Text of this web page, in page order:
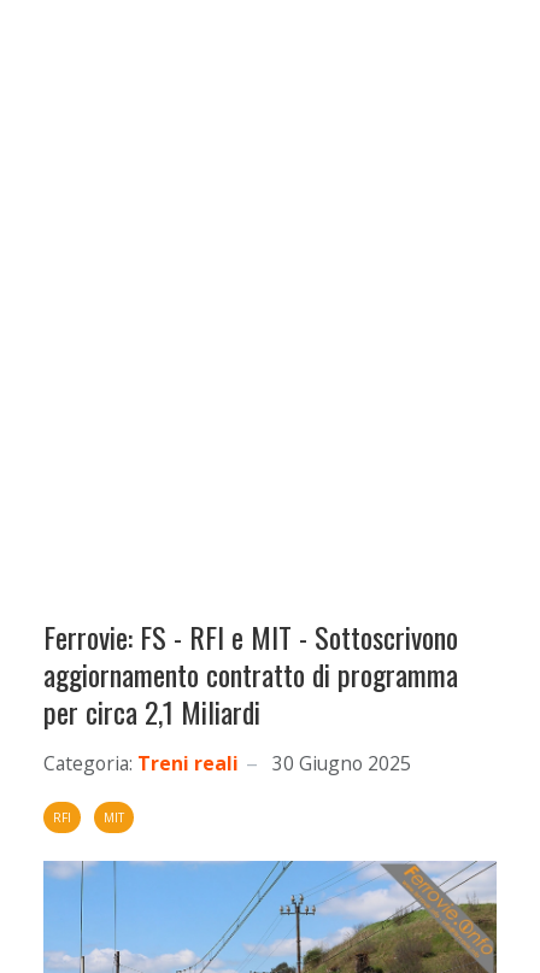
Ferrovie: FS - RFI e MIT - Sottoscrivono
aggiornamento contratto di programma
per circa 2,1 Miliardi
Categoria: Treni reali 30 Giugno 2025
RFI MIT